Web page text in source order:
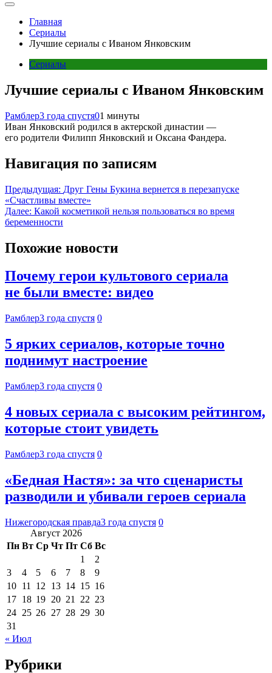
Главная
Сериалы
Лучшие сериалы с Иваном Янковским
Сериалы
Лучшие сериалы с Иваном Янковским
Рамблер3 года спустя01 минуты
Иван Янковский родился в актерской династии —
его родители Филипп Янковский и Оксана Фандера.
Навигация по записям
Предыдущая: Друг Гены Букина вернется в перезапуске
«Счастливы вместе»
Далее: Какой косметикой нельзя пользоваться во время
беременности
Похожие новости
Почему герои культового сериала
не были вместе: видео
Рамблер3 года спустя 0
5 ярких сериалов, которые точно
поднимут настроение
Рамблер3 года спустя 0
4 новых сериала с высоким рейтингом,
которые стоит увидеть
Рамблер3 года спустя 0
«Бедная Настя»: за что сценаристы
разводили и убивали героев сериала
Нижегородская правда3 года спустя 0
Август 2026
Пн Вт Ср Чт Пт Сб Вс
1
2
3
4 5 6 7 8
9
10 11 12 13 14 15 16
17 18 19 20 21 22 23
24 25 26 27 28 29 30
31
« Июл
Рубрики